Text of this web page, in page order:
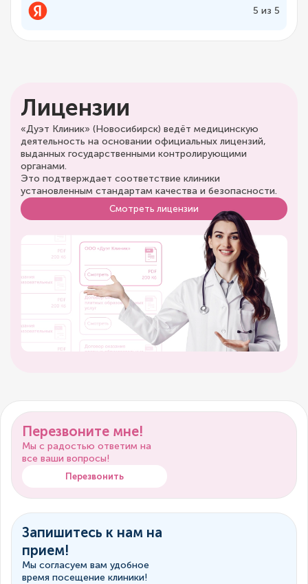
5 из 5
Лицензии
«Дуэт Клиник» (Новосибирск) ведёт медицинскую
деятельность на основании официальных лицензий,
выданных государственными контролирующими
органами.
Это подтверждает соответствие клиники
установленным стандартам качества и безопасности.
Смотреть лицензии
Перезвоните мне!
Мы с радостью ответим на
все ваши вопросы!
Перезвонить
Запишитесь к нам на
прием!
Мы согласуем вам удобное
время посещение клиники!